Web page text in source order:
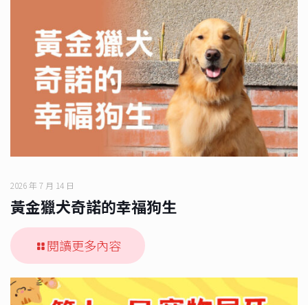
2026 年 7 月 14 日
黃金獵犬奇諾的幸福狗生
閱讀更多內容